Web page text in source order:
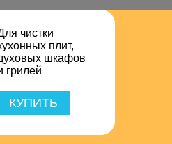
чистки
плит,
шкафов
грилей
КУПИТЬ